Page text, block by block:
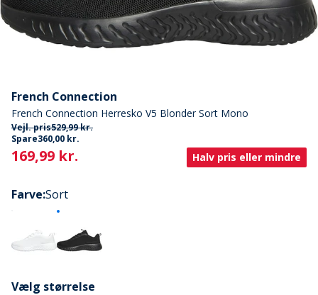
French Connection
French Connection Herresko V5 Blonder Sort Mono
Vejl. pris529,99 kr.
Spare360,00 kr.
Current
169,99 kr. Halv pris eller mindre
Farve:Sort
Vælg størrelse